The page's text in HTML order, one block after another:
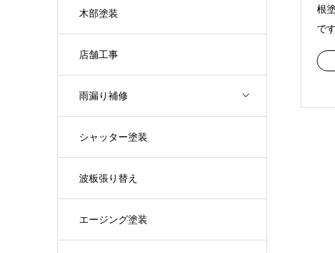
木部塗装
店舗工事
雨漏り補修
シャッター塗装
波板張り替え
エージング塗装
根
で